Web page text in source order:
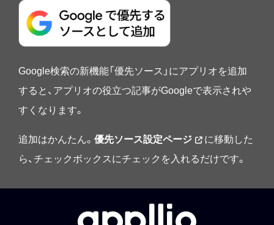
Google検索の新機能「優先ソース」にアプリオを追加
すると、アプリオの役立つ記事がGoogleで表示されや
すくなります。
追加はかんたん。 優先ソース設定ページ
に移動した
ら、チェックボックスにチェックを入れるだけです。